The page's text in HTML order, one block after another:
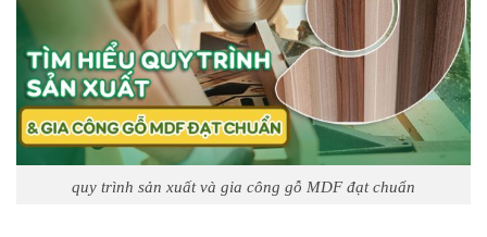
quy trình sản xuất và gia công gỗ MDF đạt chuẩn